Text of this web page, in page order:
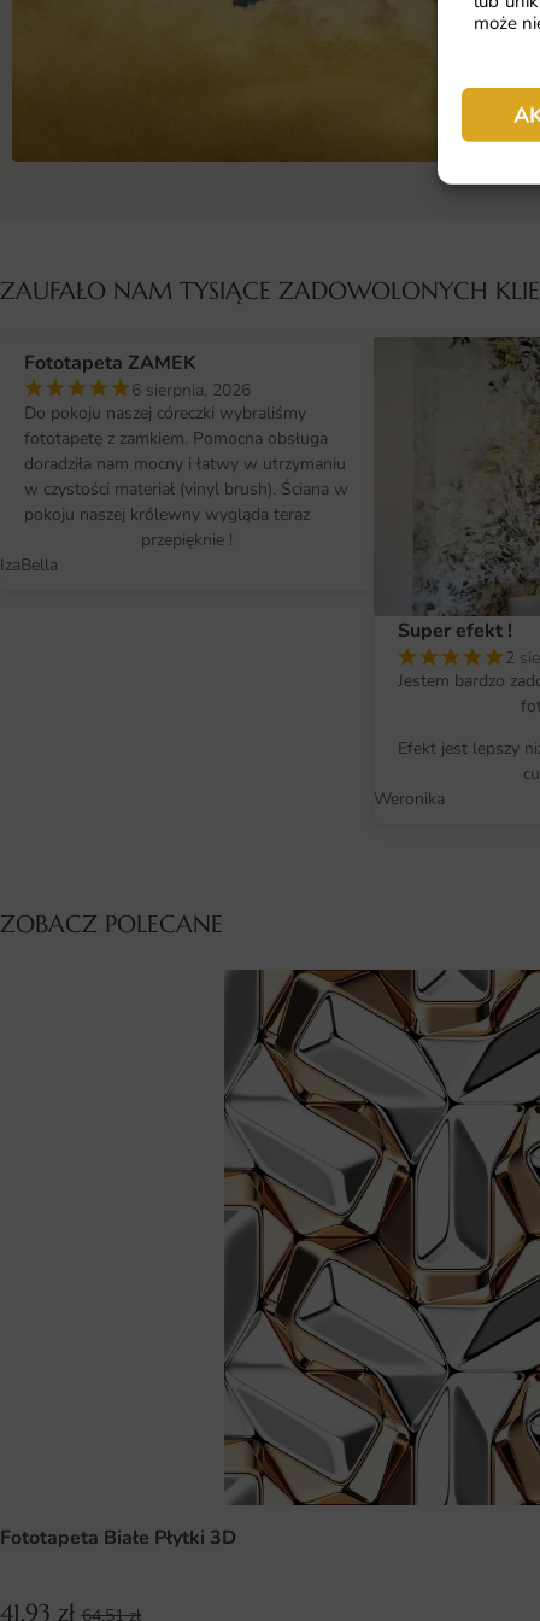
może
ZAUFAŁO NAM TYSIĄCE ZADOWOLONYCH
Fototapeta ZAMEK
6 sierpnia, 2026
Do pokoju naszej córeczki wybraliśmy
fototapetę z zamkiem. Pomocna obsługa
doradziła nam mocny i łatwy w utrzymaniu
w czystości materiał (vinyl brush). Ściana w
pokoju naszej królewny wygląda teraz
przepięknie !
IzaBella
Super efekt !
2
Jestem bardzo
Efekt jest lepszy
Weronika
ZOBACZ POLECANE
Fototapeta Białe Płytki 3D
41.93 zł 64.51zł